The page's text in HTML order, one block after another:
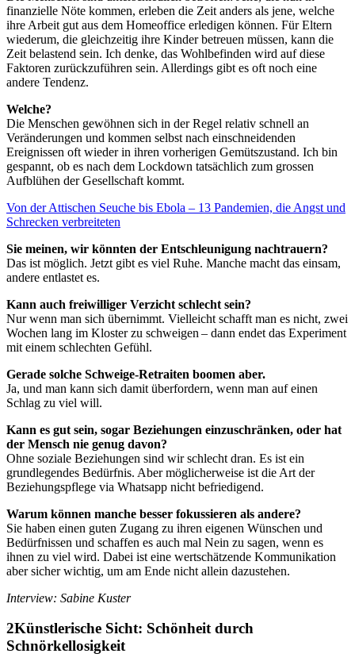
finanzielle Nöte kommen, erleben die Zeit anders als jene, welche
ihre Arbeit gut aus dem Homeoffice erledigen können. Für Eltern
wiederum, die gleichzeitig ihre Kinder betreuen müssen, kann die
Zeit belastend sein. Ich denke, das Wohlbefinden wird auf diese
Faktoren zurückzuführen sein. Allerdings gibt es oft noch eine
andere Tendenz.
Welche?
Die Menschen gewöhnen sich in der Regel relativ schnell an
Veränderungen und kommen selbst nach einschneidenden
Ereignissen oft wieder in ihren vorherigen Gemütszustand. Ich bin
gespannt, ob es nach dem Lockdown tatsächlich zum grossen
Aufblühen der Gesellschaft kommt.
Von der Attischen Seuche bis Ebola – 13 Pandemien, die Angst und
Schrecken verbreiteten
Sie meinen, wir könnten der Entschleunigung nachtrauern?
Das ist möglich. Jetzt gibt es viel Ruhe. Manche macht das einsam,
andere entlastet es.
Kann auch freiwilliger Verzicht schlecht sein?
Nur wenn man sich übernimmt. Vielleicht schafft man es nicht, zwei
Wochen lang im Kloster zu schweigen – dann endet das Experiment
mit einem schlechten Gefühl.
Gerade solche Schweige-Retraiten boomen aber.
Ja, und man kann sich damit überfordern, wenn man auf einen
Schlag zu viel will.
Kann es gut sein, sogar Beziehungen einzuschränken, oder hat
der Mensch nie genug davon?
Ohne soziale Beziehungen sind wir schlecht dran. Es ist ein
grundlegendes Bedürfnis. Aber möglicherweise ist die Art der
Beziehungspflege via Whatsapp nicht befriedigend.
Warum können manche besser fokussieren als andere?
Sie haben einen guten Zugang zu ihren eigenen Wünschen und
Bedürfnissen und schaffen es auch mal Nein zu sagen, wenn es
ihnen zu viel wird. Dabei ist eine wertschätzende Kommunikation
aber sicher wichtig, um am Ende nicht allein dazustehen.
Interview: Sabine Kuster
Künstlerische Sicht: Schönheit durch
Schnörkellosigkeit